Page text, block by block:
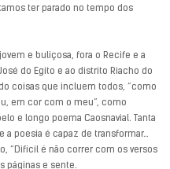
ter parado no tempo dos
e buliçosa, fora o Recife e a
do Egito e ao distrito Riacho do
coisas que incluem todos, “como
em cor com o meu”, como
e longo poema Caosnavial. Tanta
a poesia é capaz de transformar…
“Difícil é não correr com os versos
páginas e sente.